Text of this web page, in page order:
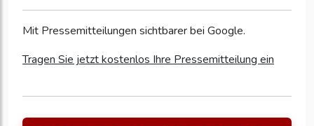
Mit Pressemitteilungen sichtbarer bei Google.
Tragen Sie jetzt kostenlos Ihre Pressemitteilung ein